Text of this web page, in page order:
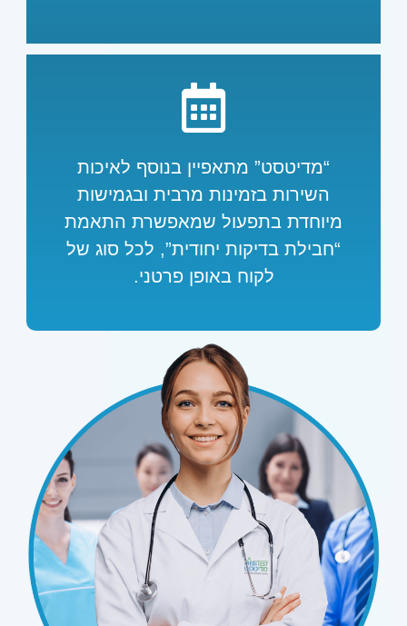
“מדיטסט” מתאפיין בנוסף לאיכות
השירות בזמינות מרבית ובגמישות
מיוחדת בתפעול שמאפשרת התאמת
“חבילת בדיקות יחודית”, לכל סוג של
לקוח באופן פרטני.